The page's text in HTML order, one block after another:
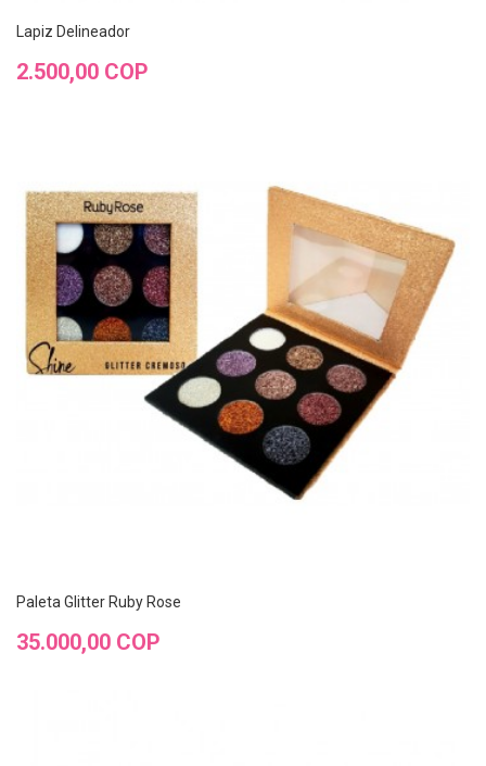
Lapiz Delineador
Precio
2.500,00 COP
Paleta Glitter Ruby Rose
Precio
35.000,00 COP